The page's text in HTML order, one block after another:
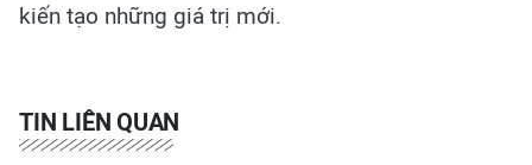
kiến tạo những giá trị mới.
TIN LIÊN QUAN